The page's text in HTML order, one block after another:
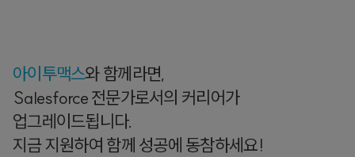
아이투맥스와 함께라면,
Salesforce 전문가로서의 커리어가
업그레이드됩니다.
지금 지원하여 함께 성공에 동참하세요!